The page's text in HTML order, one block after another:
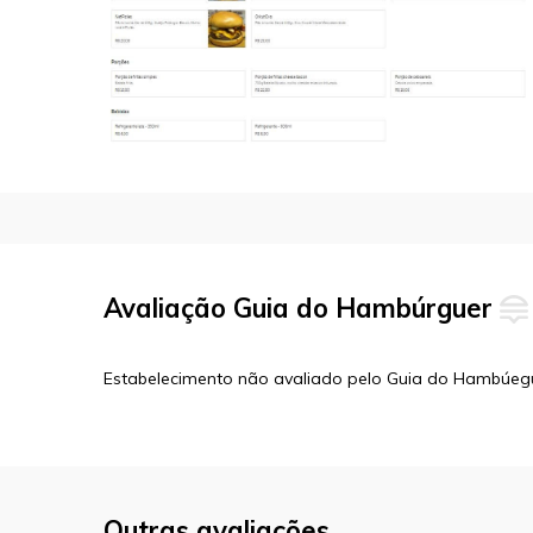
Avaliação Guia do Hambúrguer
Estabelecimento não avaliado pelo Guia do